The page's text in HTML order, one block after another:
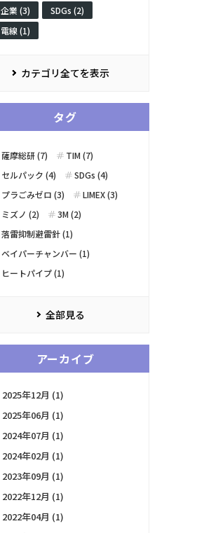
企業 (3)
SDGs (2)
電線 (1)
カテゴリ全てを表示
タグ
薩摩総研 (7)
TIM (7)
セルパック (4)
SDGs (4)
プラごみゼロ (3)
LIMEX (3)
ミズノ (2)
3M (2)
落雷抑制避雷針 (1)
ベイパーチャンバー (1)
ヒートパイプ (1)
全部見る
アーカイブ
2025年12月 (1)
2025年06月 (1)
2024年07月 (1)
2024年02月 (1)
2023年09月 (1)
2022年12月 (1)
2022年04月 (1)